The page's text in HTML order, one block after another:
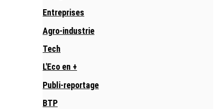
Entreprises
Agro-industrie
Tech
L'Eco en +
Publi-reportage
BTP